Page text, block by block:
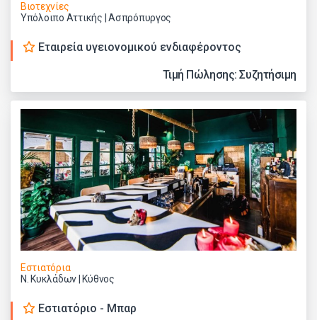
Βιοτεχνίες
Υπόλοιπο Αττικής | Ασπρόπυργος
Εταιρεία υγειονομικού ενδιαφέροντος
Τιμή Πώλησης: Συζητήσιμη
Εστιατόρια
Ν. Κυκλάδων | Κύθνος
Εστιατόριο - Μπαρ